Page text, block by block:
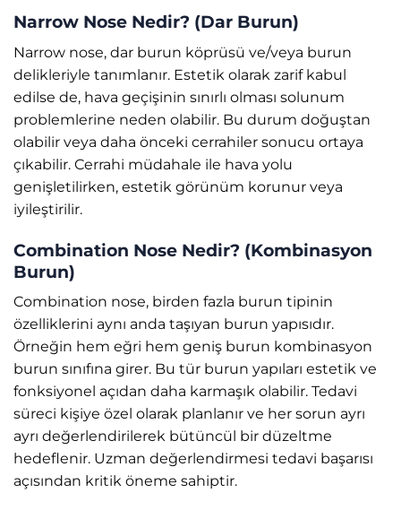
Narrow Nose Nedir? (Dar Burun)
Narrow nose, dar burun köprüsü ve/veya burun
delikleriyle tanımlanır. Estetik olarak zarif kabul
edilse de, hava geçişinin sınırlı olması solunum
problemlerine neden olabilir. Bu durum doğuştan
olabilir veya daha önceki cerrahiler sonucu ortaya
çıkabilir. Cerrahi müdahale ile hava yolu
genişletilirken, estetik görünüm korunur veya
iyileştirilir.
Combination Nose Nedir? (Kombinasyon
Burun)
Combination nose, birden fazla burun tipinin
özelliklerini aynı anda taşıyan burun yapısıdır.
Örneğin hem eğri hem geniş burun kombinasyon
burun sınıfına girer. Bu tür burun yapıları estetik ve
fonksiyonel açıdan daha karmaşık olabilir. Tedavi
süreci kişiye özel olarak planlanır ve her sorun ayrı
ayrı değerlendirilerek bütüncül bir düzeltme
hedeflenir. Uzman değerlendirmesi tedavi başarısı
açısından kritik öneme sahiptir.